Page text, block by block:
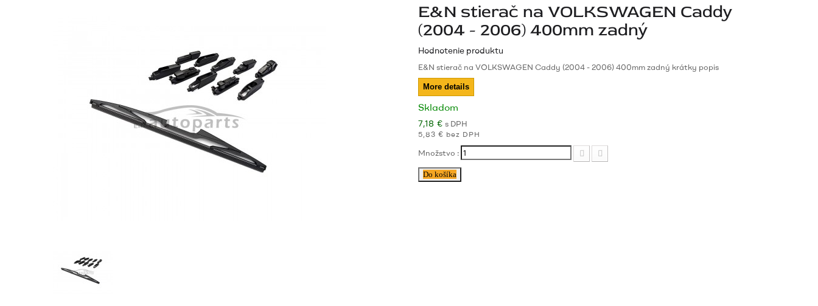
E&N stierač na VOLKSWAGEN Caddy
(2004 - 2006) 400mm zadný
Hodnotenie produktu
E&N stierač na VOLKSWAGEN Caddy (2004 - 2006) 400mm zadný krátky popis
More details
Skladom
7,18 € s DPH
5,83 € bez DPH
Množstvo :
Do košíka